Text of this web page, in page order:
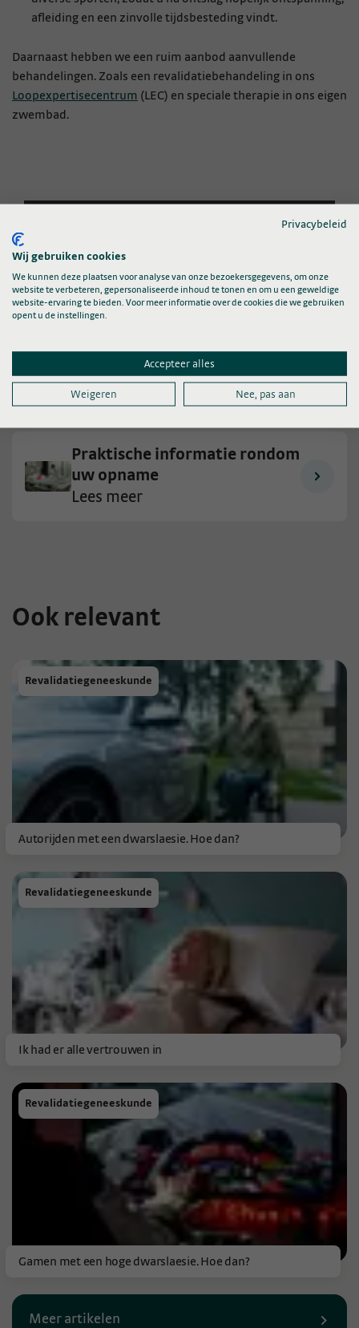
afleiding en een zinvolle tijdsbesteding vindt.
Daarnaast hebben we een ruim aanbod aanvullende
behandelingen. Zoals een revalidatiebehandeling in ons
Loopexpertisecentrum (LEC) en speciale therapie in ons eigen
zwembad.
Behandeling Dwarslaesie
Praktische informatie rondom
uw opname
Lees meer
Ook relevant
Autorijden met een dwarslaesie. Hoe dan?
Revalidatiegeneeskunde
Ik had er alle vertrouwen in
Revalidatiegeneeskunde
Gamen met een hoge dwarslaesie. Hoe dan?
Revalidatiegeneeskunde
Meer artikelen
Privacybeleid
Wij gebruiken cookies
We kunnen deze plaatsen voor analyse van onze bezoekersgegevens, om onze
website te verbeteren, gepersonaliseerde inhoud te tonen en om u een geweldige
website-ervaring te bieden. Voor meer informatie over de cookies die we gebruiken
opent u de instellingen.
Accepteer alles
Weigeren Nee, pas aan